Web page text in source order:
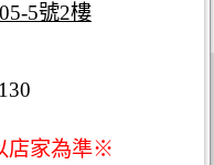
5號2樓
店家為準※